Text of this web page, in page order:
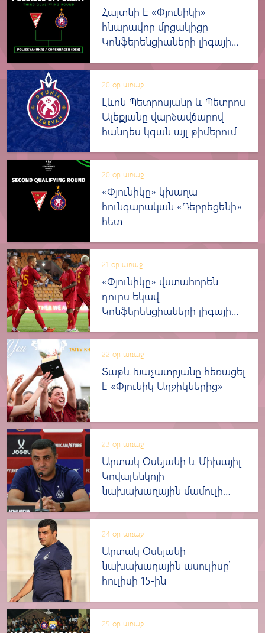
Հայտնի է «Փյունիկի»
հնարավոր մրցակիցը
Կոնֆերենցիաների լիգայի
20 օր առաջ
Լևոն Պետրոսյանը և Պետրոս
Ալեքյանը վարձավճարով
հանդես կգան այլ թիմերում
20 օր առաջ
«Փյունիկը» կխաղա
հունգարական «Դեբրեցենի»
հետ
21 օր առաջ
«Փյունիկը» վստահորեն
դուրս եկավ
Կոնֆերենցիաների լիգայի
22 օր առաջ
Տաթև Խաչատրյանը հեռացել
է «Փյունիկ Աղջիկներից»
23 օր առաջ
Արտակ Օսեյանի և Միխայիլ
Կովալենկոյի
նախախաղային մամուլի
24 օր առաջ
Արտակ Օսեյանի
նախախաղային ասուլիսը՝
հուլիսի 15-ին
25 օր առաջ